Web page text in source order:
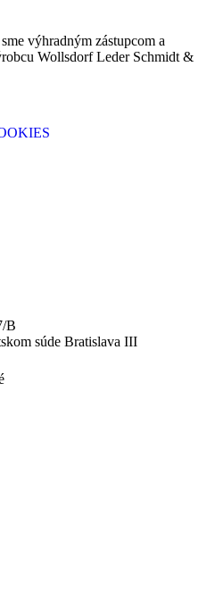
výhradným zástupcom a
Wollsdorf Leder Schmidt &
B
súde Bratislava III